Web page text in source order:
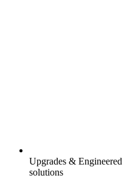
Upgrades & Engineered
solutions